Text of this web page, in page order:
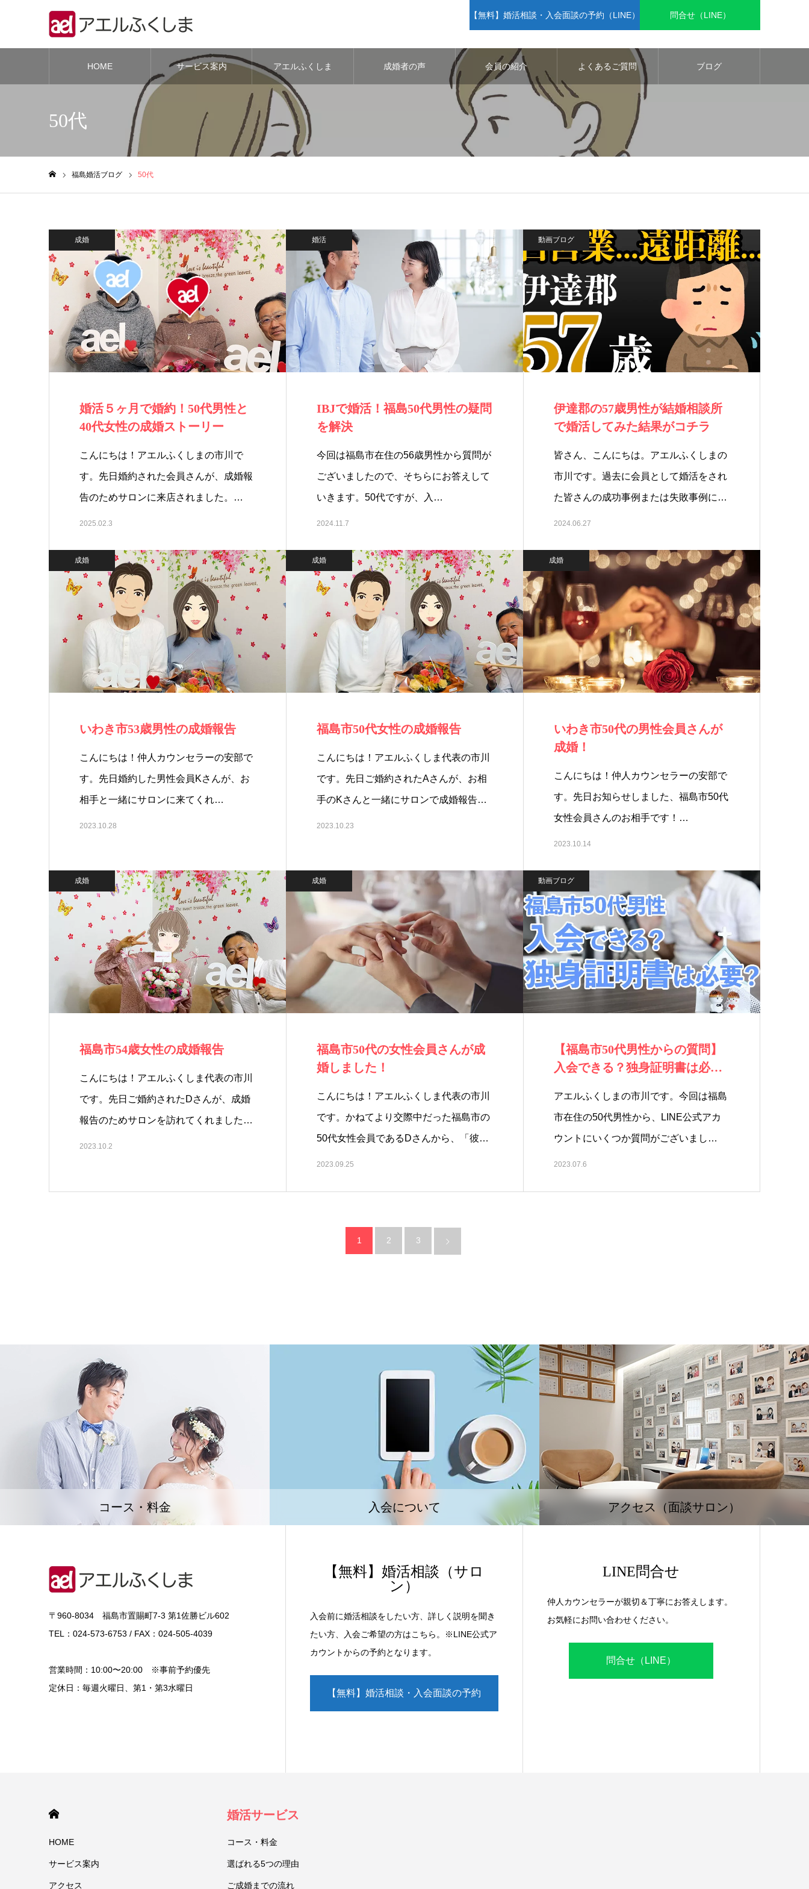
【無料】婚活相談・入会面談の予約（LINE） 問合せ（LINE）
HOME サービス案内 アエルふくしま 成婚者の声 会員の紹介 よくあるご質問 ブログ
50代
福島婚活ブログ 50代
成婚
婚活５ヶ月で婚約！50代男性と
40代女性の成婚ストーリー
こんにちは！アエルふくしまの市川で
す。先日婚約された会員さんが、成婚報
告のためサロンに来店されました。…
2025.02.3
婚活
IBJで婚活！福島50代男性の疑問
を解決
今回は福島市在住の56歳男性から質問が
ございましたので、そちらにお答えして
いきます。50代ですが、入…
2024.11.7
動画ブログ
伊達郡の57歳男性が結婚相談所
で婚活してみた結果がコチラ
皆さん、こんにちは。アエルふくしまの
市川です。過去に会員として婚活をされ
た皆さんの成功事例または失敗事例に
つ…
2024.06.27
成婚
いわき市53歳男性の成婚報告
こんにちは！仲人カウンセラーの安部で
す。先日婚約した男性会員Kさんが、お
相手と一緒にサロンに来てくれ…
2023.10.28
成婚
福島市50代女性の成婚報告
こんにちは！アエルふくしま代表の市川
です。先日ご婚約されたAさんが、お相
手のKさんと一緒にサロンで成婚報告
で…
2023.10.23
成婚
いわき市50代の男性会員さんが
成婚！
こんにちは！仲人カウンセラーの安部で
す。先日お知らせしました、福島市50代
女性会員さんのお相手です！…
2023.10.14
成婚
福島市54歳女性の成婚報告
こんにちは！アエルふくしま代表の市川
です。先日ご婚約されたDさんが、成婚
報告のためサロンを訪れてくれました。
…
2023.10.2
成婚
福島市50代の女性会員さんが成
婚しました！
こんにちは！アエルふくしま代表の市川
です。かねてより交際中だった福島市の
50代女性会員であるDさんから、「彼…
2023.09.25
動画ブログ
【福島市50代男性からの質問】
入会できる？独身証明書は必
アエルふくしまの市川です。今回は福島
市在住の50代男性から、LINE公式アカ
ウントにいくつか質問がございまし…
2023.07.6
1 2 3
コース・料金 入会について アクセス（面談サロン）
〒960-8034 福島市置賜町7-3 第1佐勝ビル602
TEL：024-573-6753 / FAX：024-505-4039
営業時間：10:00〜20:00 ※事前予約優先
定休日：毎週火曜日、第1・第3水曜日
【無料】婚活相談（サロ
ン）
入会前に婚活相談をしたい方、詳しく説明を聞き
たい方、入会ご希望の方はこちら。※LINE公式ア
カウントからの予約となります。
【無料】婚活相談・入会面談の予約
LINE問合せ
仲人カウンセラーが親切＆丁寧にお答えします。
お気軽にお問い合わせください。
問合せ（LINE）
HOME
サービス案内
アクセス
婚活サービス
コース・料金
選ばれる5つの理由
ご成婚までの流れ